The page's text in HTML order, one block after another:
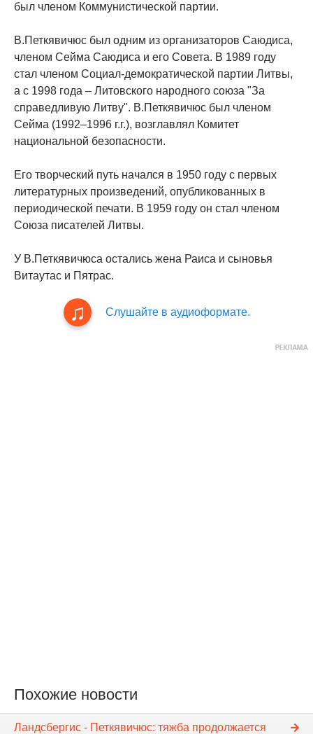
был членом Коммунистической партии.
В.Петкявичюс был одним из организаторов Саюдиса,
членом Сейма Саюдиса и его Совета. В 1989 году
стал членом Социал-демократической партии Литвы,
а с 1998 года – Литовского народного союза "За
справедливую Литву". В.Петкявичюс был членом
Сейма (1992–1996 г.г.), возглавлял Комитет
национальной безопасности.
Его творческий путь начался в 1950 году с первых
литературных произведений, опубликованных в
периодической печати. В 1959 году он стал членом
Союза писателей Литвы.
У В.Петкявичюса остались жена Раиса и сыновья
Витаутас и Пятрас.
Слушайте в аудиоформате.
Похожие новости
Ландсбергис - Петкявичюс: тяжба продолжается